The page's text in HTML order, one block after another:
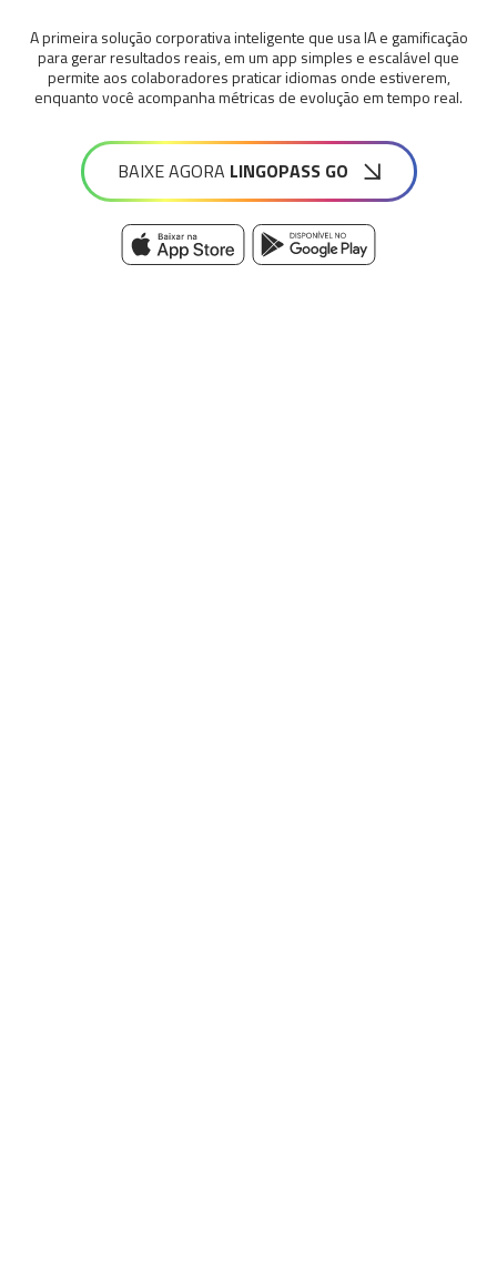
A primeira solução corporativa inteligente que usa IA e gamificação
para gerar resultados reais, em um app simples e escalável que
permite aos colaboradores praticar idiomas onde estiverem,
enquanto você acompanha métricas de evolução em tempo real.
BAIXE AGORA LINGOPASS GO